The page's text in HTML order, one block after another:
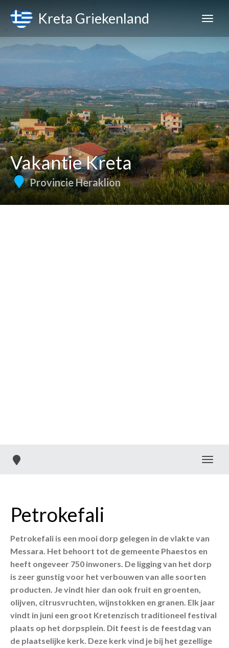
Kreta Griekenland
Vakantie Kreta
Provincie Heraklion
Petrokefali
Petrokefali is een mooi dorp gelegen in de vlakte van
Messara. Het behoort tot de gemeente Phaestos en
heeft ongeveer 750 inwoners. De ligging van het dorp
is zeer gunstig voor het verbouwen van alle soorten
producten. Je vindt hier dan ook fruit en groenten,
olijven, citrusvruchten, wijnstokken en granen. Elk jaar
vindt in juni een groot Kretenzisch traditioneel festival
plaats op het dorpsplein. Dit feest is de feestdag van
de plaatselijke kerk. Deze kerk vind je bij het gezellige